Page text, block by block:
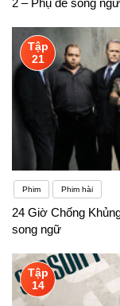
Tập
21
Phim Phim hài
24 Giờ Chống
song ngữ
Tập
14